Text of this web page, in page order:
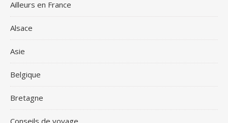
Ailleurs en France
Alsace
Asie
Belgique
Bretagne